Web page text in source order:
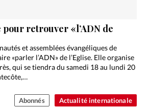
Actualité internationale
retrouver «l’ADN de
et assemblées évangéliques de
«parler l’ADN» de l’Eglise. Elle organise
qui se tiendra du samedi 18 au lundi 20
Abonnés